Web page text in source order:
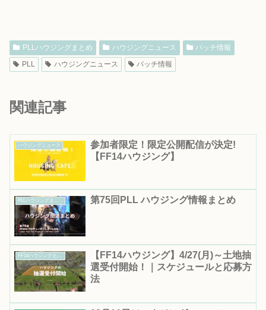
PLLハウジングまとめ ハウジングニュース
パッチ情報
PLL
ハウジングニュース パッチ情報
関連記事
ハウジングニュース
参加者限定！限定公開配信が決定!
【FF14ハウジング】
PLLハウジングまとめ 第75回PLL ハウジング情報まとめ
FF14ハウジング土地抽選｜応募期間・結果発表日まとめ
【FF14ハウジング】4/27(月)～土地抽
選受付開始！｜スケジュールと応募方
法